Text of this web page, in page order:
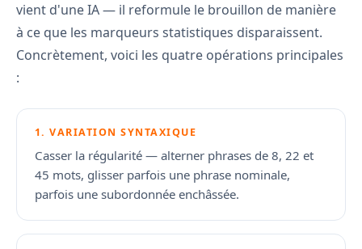
vient d'une IA — il reformule le brouillon de manière
à ce que les marqueurs statistiques disparaissent.
Concrètement, voici les quatre opérations principales
:
1. VARIATION SYNTAXIQUE
Casser la régularité — alterner phrases de 8, 22 et
45 mots, glisser parfois une phrase nominale,
parfois une subordonnée enchâssée.